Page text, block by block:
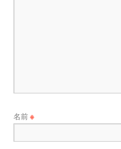
名前※